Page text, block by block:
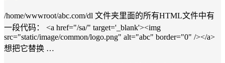
/home/wwwroot/abc.com/dl 文件夹里面的所有HTML文件中有
一段代码： <a href="/sa/" target='_blank'><img
src="static/image/common/logo.png" alt="abc" border="0" /></a>
想把它替换 …